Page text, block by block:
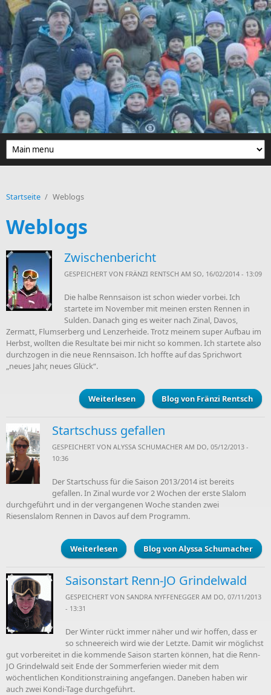
Direkt zum Inhalt
Startseite / Weblogs
Weblogs
Zwischenbericht
GESPEICHERT VON FRÄNZI RENTSCH AM SO, 16/02/2014 - 13:09
Die halbe Rennsaison ist schon wieder vorbei. Ich
startete im November mit meinen ersten Rennen in
Sulden. Danach ging es weiter nach Zinal, Davos,
Zermatt, Flumserberg und Lenzerheide. Trotz meinem super Aufbau im
Herbst, wollten die Resultate bei mir nicht so kommen. Ich startete also
durchzogen in die neue Rennsaison. Ich hoffte auf das Sprichwort
„neues Jahr, neues Glück“.
Weiterlesen über Zwischenbericht
Blog von Fränzi Rentsch
Startschuss gefallen
GESPEICHERT VON ALYSSA SCHUMACHER AM DO, 05/12/2013 -
10:36
Der Startschuss für die Saison 2013/2014 ist bereits
gefallen. In Zinal wurde vor 2 Wochen der erste Slalom
durchgeführt und in der vergangenen Woche standen zwei
Riesenslalom Rennen in Davos auf dem Programm.
Weiterlesen über Startschuss gefallen
Blog von Alyssa Schumacher
Saisonstart Renn-JO Grindelwald
GESPEICHERT VON SANDRA NYFFENEGGER AM DO, 07/11/2013
- 13:31
Der Winter rückt immer näher und wir hoffen, dass er
so schneereich wird wie der Letzte. Damit wir möglichst
gut vorbereitet in die kommende Saison starten können, hat die Renn-
JO Grindelwald seit Ende der Sommerferien wieder mit dem
wöchentlichen Konditionstraining angefangen. Daneben haben wir
auch zwei Kondi-Tage durchgeführt.